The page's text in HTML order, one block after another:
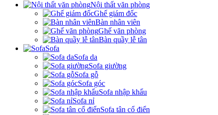
Nội thất văn phòng
Ghế giám đốc
Bàn nhân viên
Ghế văn phòng
Bàn quầy lễ tân
Sofa
Sofa da
Sofa giường
Sofa gỗ
Sofa góc
Sofa nhập khẩu
Sofa nỉ
Sofa tân cổ điển